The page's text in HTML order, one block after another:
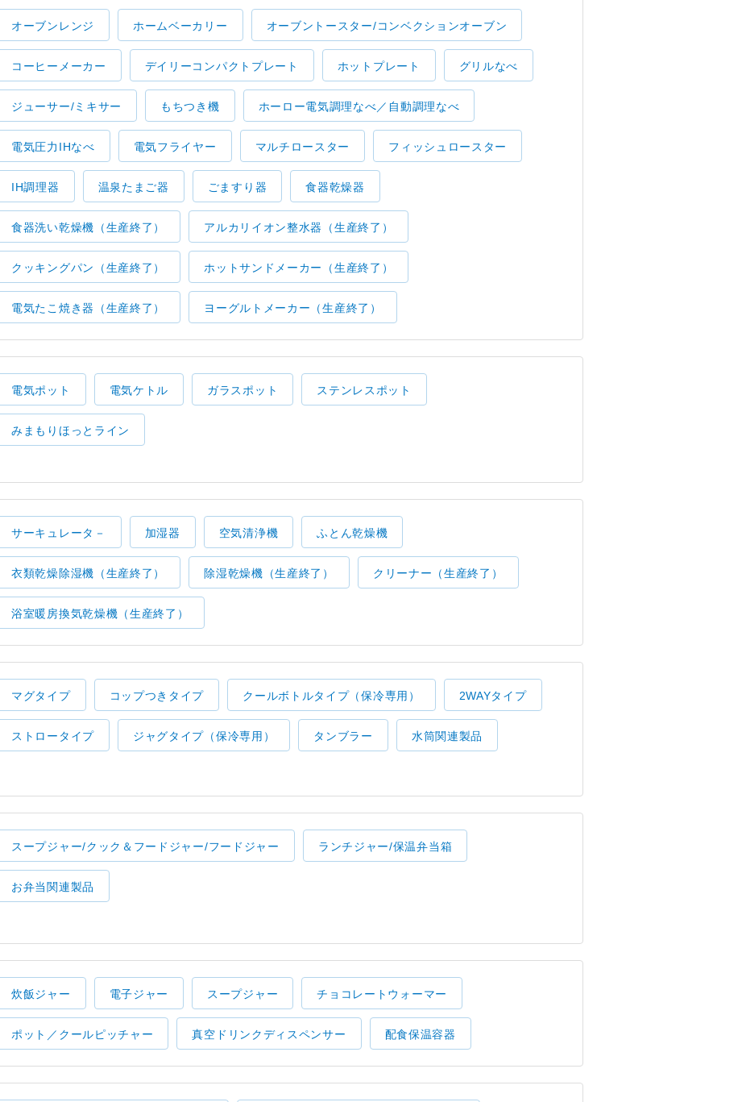
オーブンレンジ ホームベーカリー オーブントースター/コンベクションオーブン
コーヒーメーカー デイリーコンパクトプレート ホットプレート グリルなべ
ジューサー/ミキサー もちつき機 ホーロー電気調理なべ／自動調理なべ
電気圧力IHなべ 電気フライヤー マルチロースター フィッシュロースター
IH調理器 温泉たまご器 ごますり器 食器乾燥器
食器洗い乾燥機（生産終了） アルカリイオン整水器（生産終了）
クッキングパン（生産終了） ホットサンドメーカー（生産終了）
電気たこ焼き器（生産終了） ヨーグルトメーカー（生産終了）
電気ポット 電気ケトル ガラスポット ステンレスポット
みまもりほっとライン
サーキュレータ－ 加湿器 空気清浄機 ふとん乾燥機
衣類乾燥除湿機（生産終了） 除湿乾燥機（生産終了） クリーナー（生産終了）
浴室暖房換気乾燥機（生産終了）
マグタイプ コップつきタイプ クールボトルタイプ（保冷専用） 2WAYタイプ
ストロータイプ ジャグタイプ（保冷専用） タンブラー 水筒関連製品
スープジャー/クック＆フードジャー/フードジャー ランチジャー/保温弁当箱
お弁当関連製品
炊飯ジャー 電子ジャー スープジャー チョコレートウォーマー
ポット／クールピッチャー 真空ドリンクディスペンサー 配食保温容器